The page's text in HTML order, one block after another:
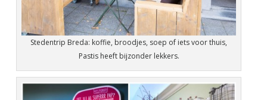
Stedentrip Breda: koffie, broodjes, soep of iets voor thuis,
Pastis heeft bijzonder lekkers.